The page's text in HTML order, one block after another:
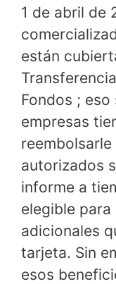
1 de abril de
están
Fondos ;
empresas
autorizados
informe a
elegible
adicionales
tarjeta. Sin
esos